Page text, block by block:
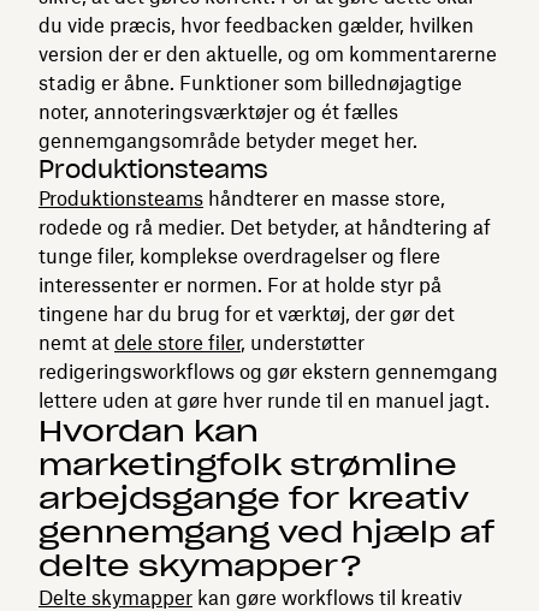
du vide præcis, hvor feedbacken gælder, hvilken
version der er den aktuelle, og om kommentarerne
stadig er åbne. Funktioner som billednøjagtige
noter, annoteringsværktøjer og ét fælles
gennemgangsområde betyder meget her.
Produktionsteams
Produktionsteams håndterer en masse store,
rodede og rå medier. Det betyder, at håndtering af
tunge filer, komplekse overdragelser og flere
interessenter er normen. For at holde styr på
tingene har du brug for et værktøj, der gør det
nemt at dele store filer, understøtter
redigeringsworkflows og gør ekstern gennemgang
lettere uden at gøre hver runde til en manuel jagt.
Hvordan kan
marketingfolk strømline
arbejdsgange for kreativ
gennemgang ved hjælp af
delte skymapper?
Delte skymapper kan gøre workflows til kreativ